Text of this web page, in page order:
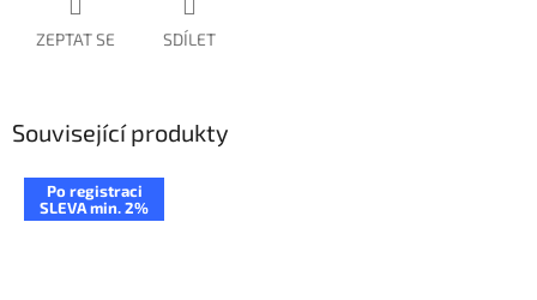
ZEPTAT SE SDÍLET
Související produkty
Po registraci
SLEVA min. 2%